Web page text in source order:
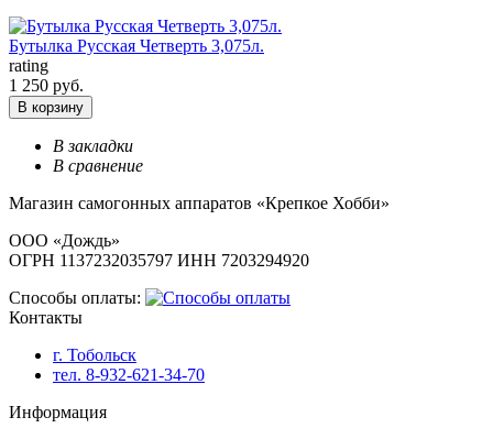
Бутылка Русская Четверть 3,075л.
rating
1 250 руб.
В корзину
В закладки
В сравнение
Магазин самогонных аппаратов «Крепкое Хобби»
ООО «Дождь»
ОГРН 1137232035797 ИНН 7203294920
Способы оплаты:
Контакты
г. Тобольск
тел. 8-932-621-34-70
Информация